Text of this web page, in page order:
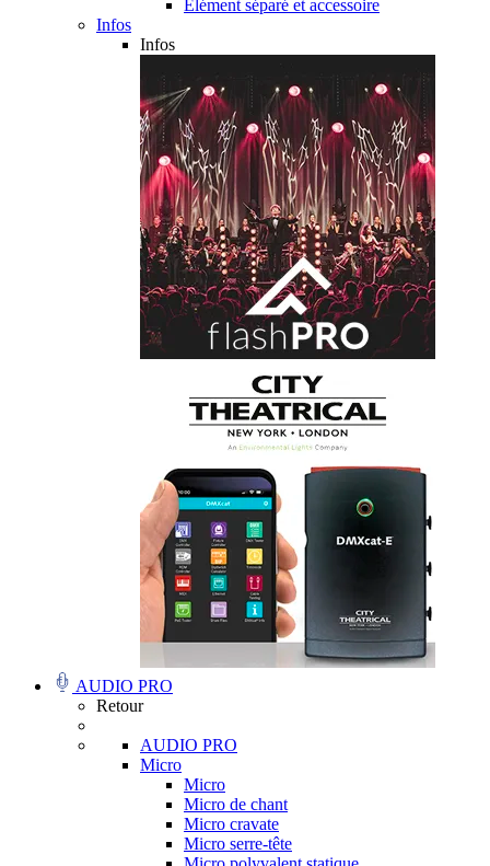
Elément séparé et accessoire
Infos
Infos
AUDIO PRO
Retour
AUDIO PRO
Micro
Micro
Micro de chant
Micro cravate
Micro serre-tête